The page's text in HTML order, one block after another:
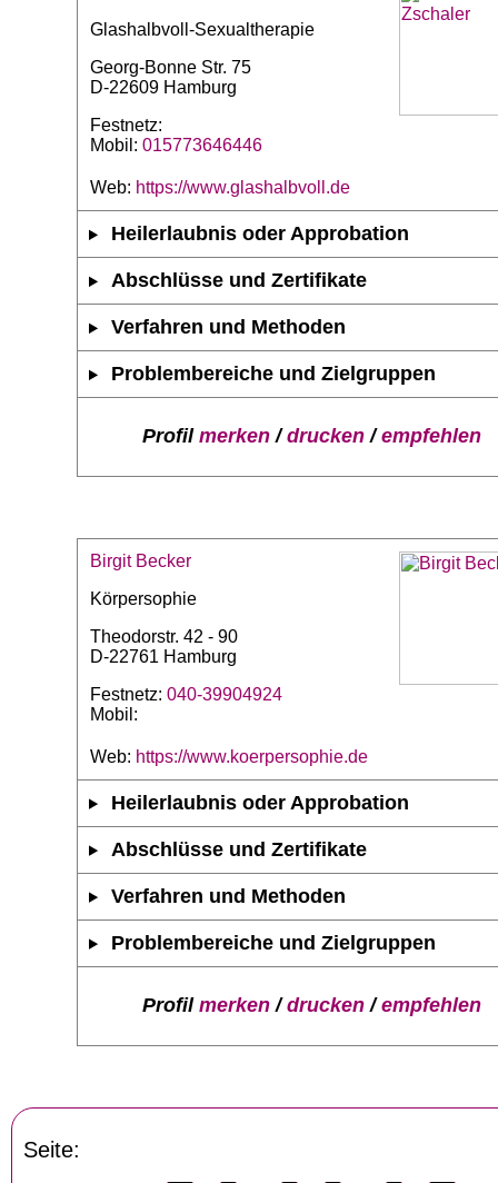
Glashalbvoll-Sexualtherapie
Georg-Bonne Str. 75
D-22609 Hamburg
Festnetz:
Mobil: 015773646446
Web: https://www.glashalbvoll.de
Heilerlaubnis oder Approbation
Abschlüsse und Zertifikate
Verfahren und Methoden
Problembereiche und Zielgruppen
Profil merken/drucken/empfehlen
Birgit Becker
Körpersophie
Theodorstr. 42 - 90
D-22761 Hamburg
Festnetz: 040-39904924
Mobil:
Web: https://www.koerpersophie.de
Heilerlaubnis oder Approbation
Abschlüsse und Zertifikate
Verfahren und Methoden
Problembereiche und Zielgruppen
Profil merken/drucken/empfehlen
Seite: